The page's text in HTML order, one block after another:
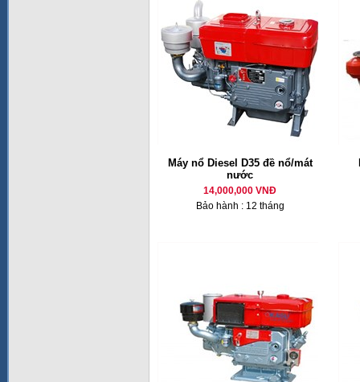
Máy nổ Diesel D35 đề nổ/mát
nước
14,000,000 VNĐ
Bảo hành : 12 tháng